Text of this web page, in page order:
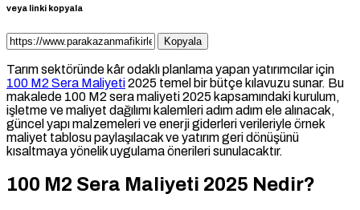
veya linki kopyala
Kopyala
Tarım sektöründe kâr odaklı planlama yapan yatırımcılar için
100 M2 Sera Maliyeti2025 temel bir bütçe kılavuzu sunar. Bu
makalede 100 M2 sera maliyeti 2025 kapsamındaki kurulum,
işletme ve maliyet dağılımı kalemleri adım adım ele alınacak,
güncel yapı malzemeleri ve enerji giderleri verileriyle örnek
maliyet tablosu paylaşılacak ve yatırım geri dönüşünü
kısaltmaya yönelik uygulama önerileri sunulacaktır.
100 M2 Sera Maliyeti 2025 Nedir?